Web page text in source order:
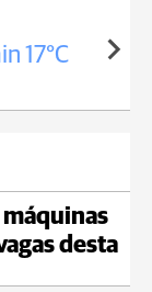
17°C
desta